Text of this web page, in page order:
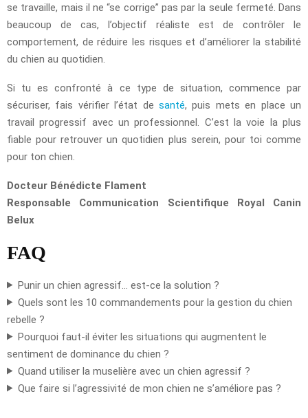
se travaille, mais il ne “se corrige” pas par la seule fermeté. Dans
beaucoup de cas, l’objectif réaliste est de contrôler le
comportement, de réduire les risques et d’améliorer la stabilité
du chien au quotidien.
Si tu es confronté à ce type de situation, commence par
sécuriser, fais vérifier l’état de santé, puis mets en place un
travail progressif avec un professionnel. C’est la voie la plus
fiable pour retrouver un quotidien plus serein, pour toi comme
pour ton chien.
Docteur Bénédicte Flament
Responsable Communication Scientifique Royal Canin
Belux
FAQ
Punir un chien agressif… est-ce la solution ?
Quels sont les 10 commandements pour la gestion du chien
rebelle ?
Pourquoi faut-il éviter les situations qui augmentent le
sentiment de dominance du chien ?
Quand utiliser la muselière avec un chien agressif ?
Que faire si l’agressivité de mon chien ne s’améliore pas ?